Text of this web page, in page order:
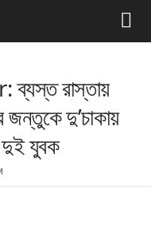
রাস্তায়
দু’চাকায়
দুই যুবক